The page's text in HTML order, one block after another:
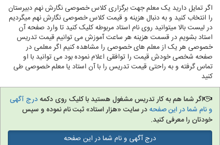
دانشگاه
کنکور و مشاوره
مهارت های عمومی
تدریس به کودکان
آموزشگاه ها
اگر تمایل دارید یک معلم جهت برگزاری کلاس خصوصی نگارش نهم دبیرستان
را انتخاب کنید و به دنبال هزینه و قیمت کلاس خصوصی نگارش نهم میگردیم
در لیست بالا میتوانید روی نام استاد مربوطه کلیک کنید تا وارد صفحه آن
استاد بشویم در قسمت هزینه هر ساعت آموزش می توانیم قیمت تدریس
خصوصی هر یک از معلم های خصوصی را مشاهده کنیم اگر معلمی در
صفحه شخصی خودش قیمت را توافقی اعلام نموده بود می توانید با او
تماس گرفته و به راحتی قیمت تدریس را با آن استاد یا معلم خصوصی طی
کنید
اگر شما هم به کار تدریس مشغول هستید با کلیک روی دکمهدرج آگهی
و نام شما در این صفحهدر سایت «هزار استاد» ثبت نام نموده و سپس
خودتان را معرفی کنید.
درج آگهی و نام شما در این صفحه